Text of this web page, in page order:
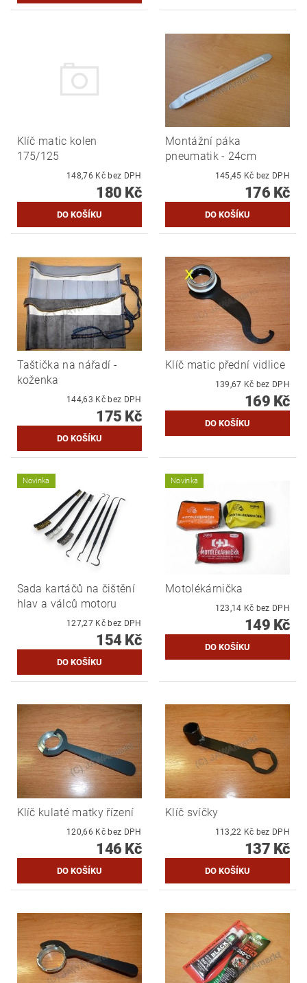
Klíč matic kolen
175/125
148,76 Kč bez DPH
180 Kč
Montážní páka
pneumatik - 24cm
145,45 Kč bez DPH
176 Kč
Taštička na nářadí -
koženka
144,63 Kč bez DPH
175 Kč
Klíč matic přední vidlice
139,67 Kč bez DPH
169 Kč
Novinka
Sada kartáčů na čištění
hlav a válců motoru
127,27 Kč bez DPH
154 Kč
Novinka
Motolékárnička
123,14 Kč bez DPH
149 Kč
Klíč kulaté matky řízení
120,66 Kč bez DPH
146 Kč
Klíč svíčky
113,22 Kč bez DPH
137 Kč